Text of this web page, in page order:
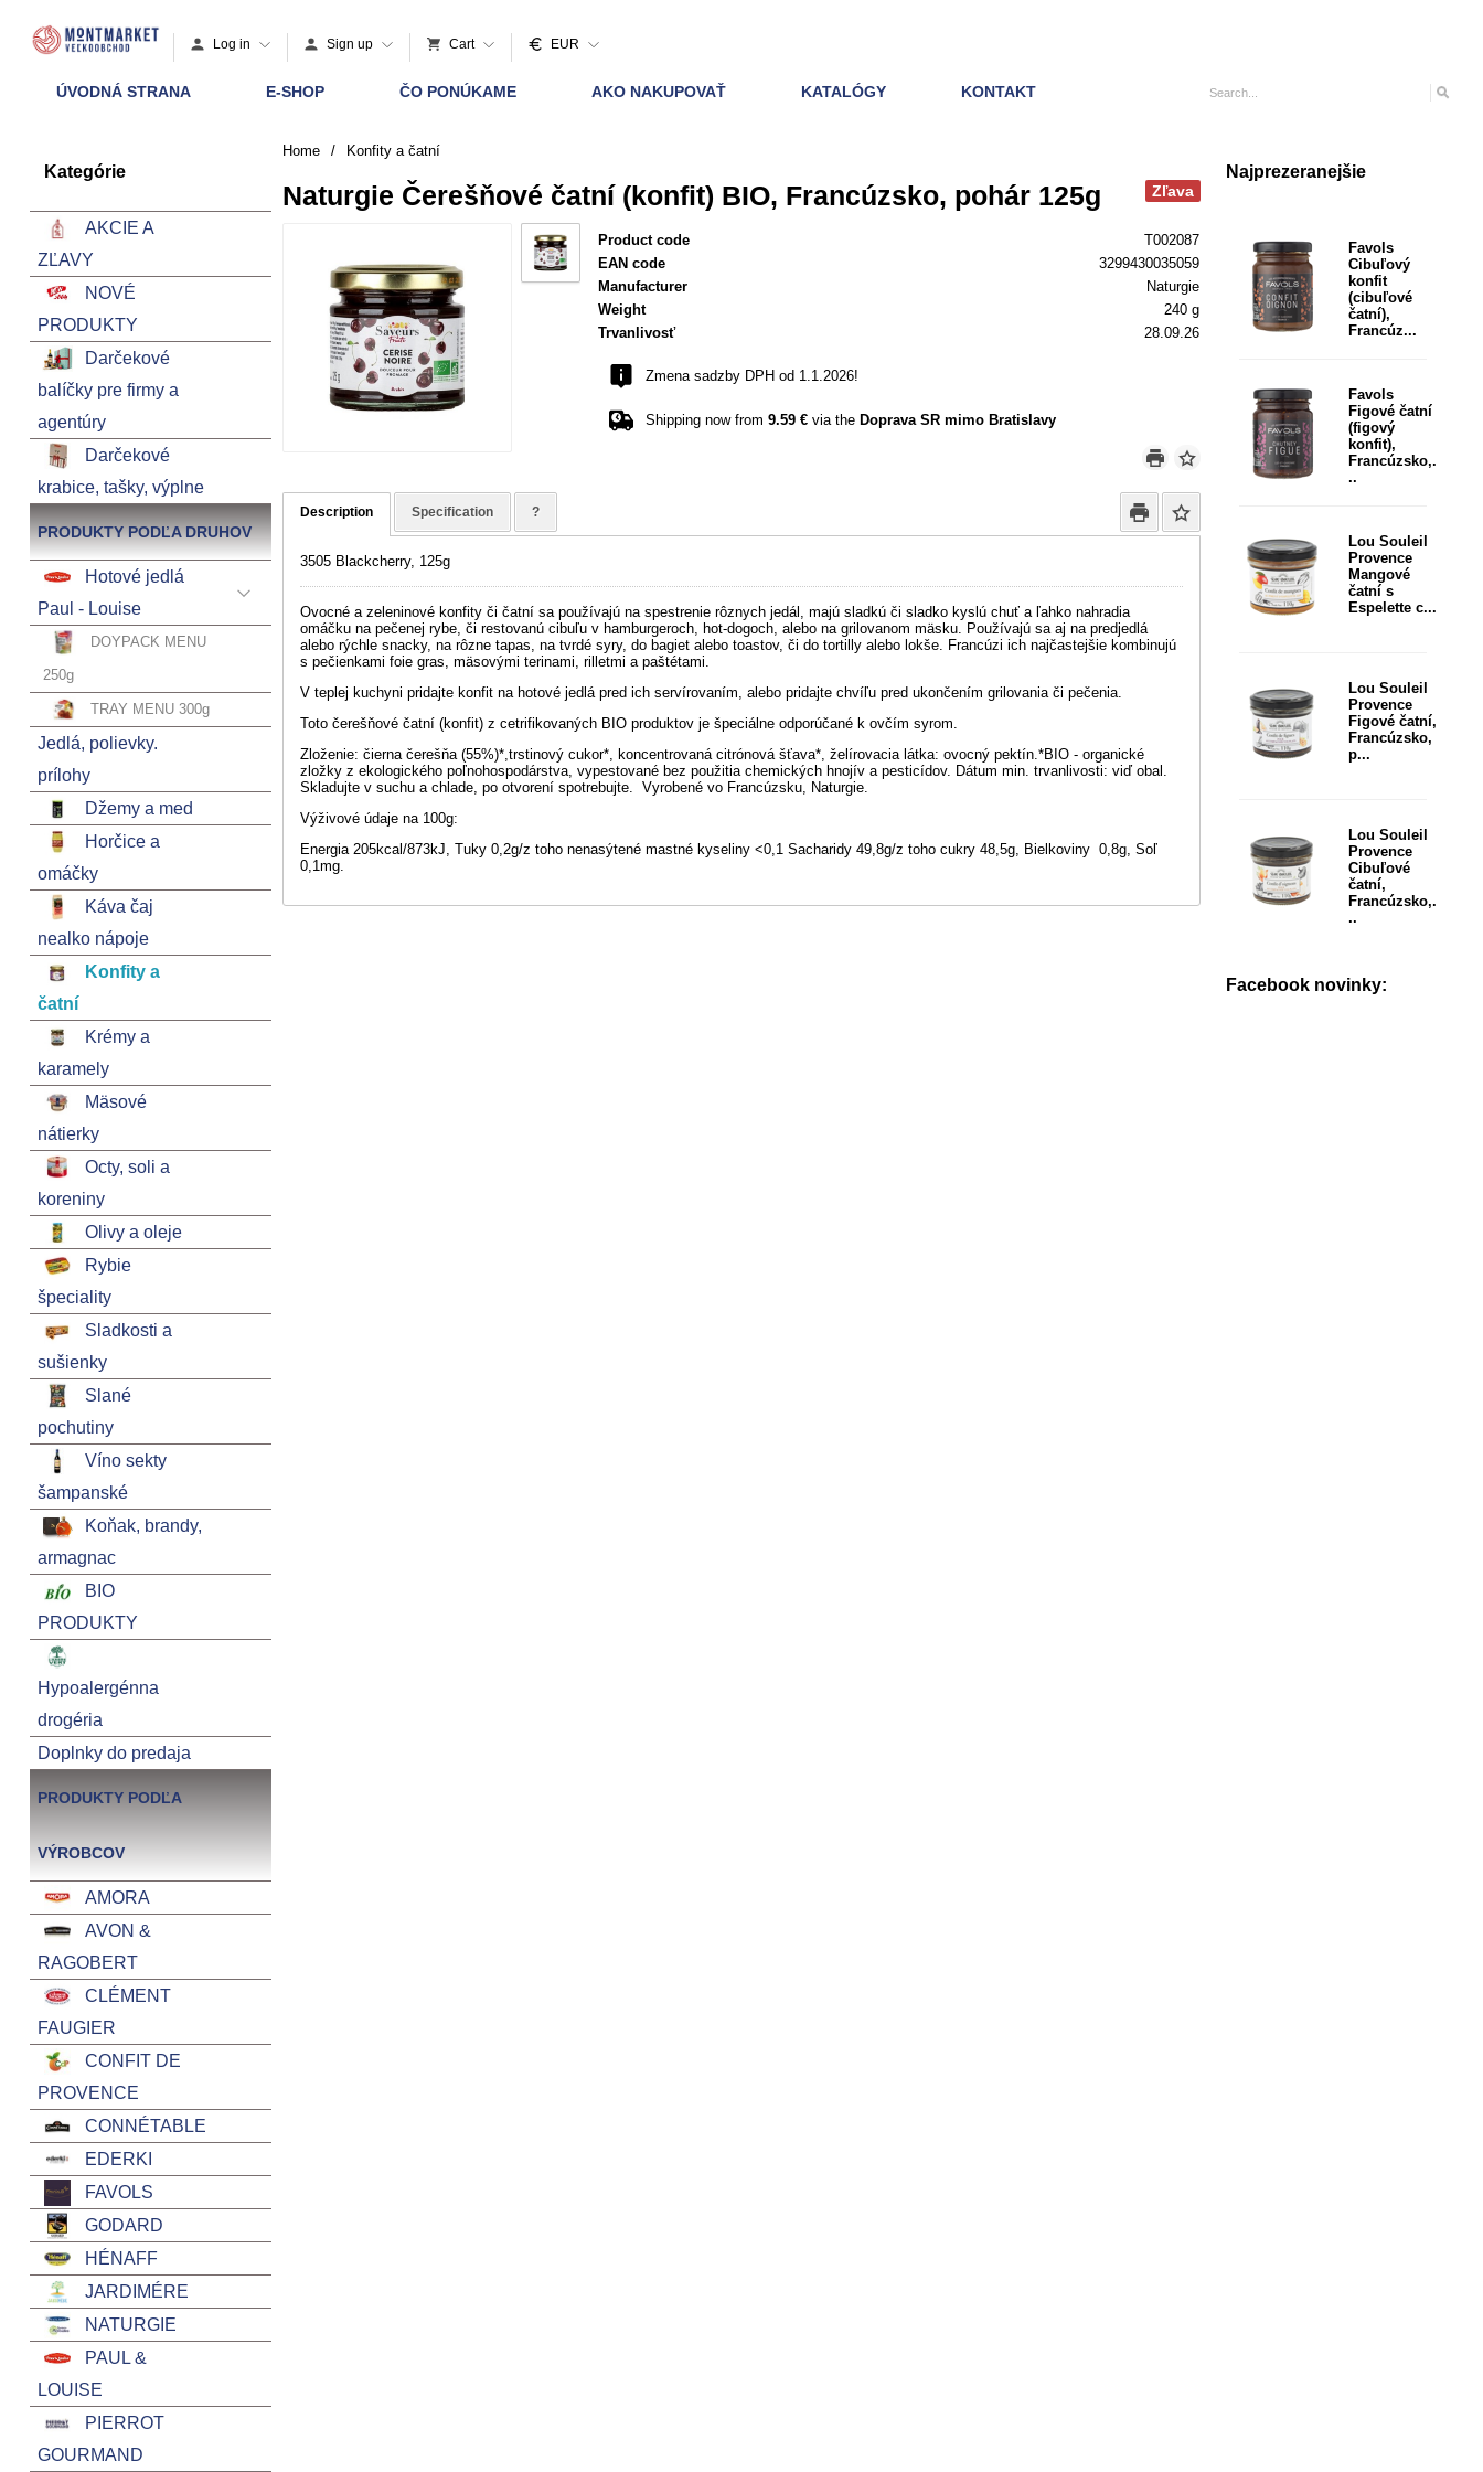
Log in Sign up Cart EUR
ÚVODNÁ STRANA E-SHOP ČO PONÚKAME AKO NAKUPOVAŤ KATALÓGY KONTAKT
Kategórie
AKCIE A
ZĽAVY
NOVÉ
PRODUKTY
Darčekové
balíčky pre firmy a
agentúry
Darčekové
krabice, tašky, výplne
PRODUKTY PODĽA DRUHOV
Hotové jedlá
Paul - Louise
DOYPACK MENU
250g
TRAY MENU 300g
Jedlá, polievky.
prílohy
Džemy a med
Horčice a
omáčky
Káva čaj
nealko nápoje
Konfity a
čatní
Krémy a
karamely
Mäsové
nátierky
Octy, soli a
koreniny
Olivy a oleje
Rybie
špeciality
Sladkosti a
sušienky
Slané
pochutiny
Víno sekty
šampanské
Koňak, brandy,
armagnac
BIO
PRODUKTY
Hypoalergénna
drogéria
Doplnky do predaja
PRODUKTY PODĽA
VÝROBCOV
AMORA
AVON &
RAGOBERT
CLÉMENT
FAUGIER
CONFIT DE
PROVENCE
CONNÉTABLE
EDERKI
FAVOLS
GODARD
HÉNAFF
JARDIMÉRE
NATURGIE
PAUL &
LOUISE
PIERROT
GOURMAND
Najprezeranejšie
Favols
Cibuľový
konfit
(cibuľové
čatní),
Francúz...
Favols
Figové čatní
(figový
konfit),
Francúzsko,.
..
Lou Souleil
Provence
Mangové
čatní s
Espelette c...
Lou Souleil
Provence
Figové čatní,
Francúzsko,
p...
Lou Souleil
Provence
Cibuľové
čatní,
Francúzsko,.
..
Facebook novinky:
Home / Konfity a čatní
Zľava
Naturgie Čerešňové čatní (konfit) BIO, Francúzsko, pohár 125g
Product code
T002087
EAN code
3299430035059
Manufacturer
Naturgie
Weight
240 g
Trvanlivosť
28.09.26
Zmena sadzby DPH od 1.1.2026!
Shipping now from9.59 € via the Doprava SR mimo Bratislavy
Description Specification ?
3505 Blackcherry, 125g
Ovocné a zeleninové konfity či čatní sa používajú na spestrenie rôznych jedál, majú sladkú či sladko kyslú chuť a ľahko nahradia
omáčku na pečenej rybe, či restovanú cibuľu v hamburgeroch, hot-dogoch, alebo na grilovanom mäsku. Používajú sa aj na predjedlá
alebo rýchle snacky, na rôzne tapas, na tvrdé syry, do bagiet alebo toastov, či do tortilly alebo lokše. Francúzi ich najčastejšie kombinujú
s pečienkami foie gras, mäsovými terinami, rilletmi a paštétami.
V teplej kuchyni pridajte konfit na hotové jedlá pred ich servírovaním, alebo pridajte chvíľu pred ukončením grilovania či pečenia.
Toto čerešňové čatní (konfit) z cetrifikovaných BIO produktov je špeciálne odporúčané k ovčím syrom.
Zloženie: čierna čerešňa (55%)*,trstinový cukor*, koncentrovaná citrónová šťava*, želírovacia látka: ovocný pektín.*BIO - organické
zložky z ekologického poľnohospodárstva, vypestované bez použitia chemických hnojív a pesticídov. Dátum min. trvanlivosti: viď obal.
Skladujte v suchu a chlade, po otvorení spotrebujte. Vyrobené vo Francúzsku, Naturgie.
Výživové údaje na 100g:
Energia 205kcal/873kJ, Tuky 0,2g/z toho nenasýtené mastné kyseliny <0,1 Sacharidy 49,8g/z toho cukry 48,5g, Bielkoviny 0,8g, Soľ
0,1mg.